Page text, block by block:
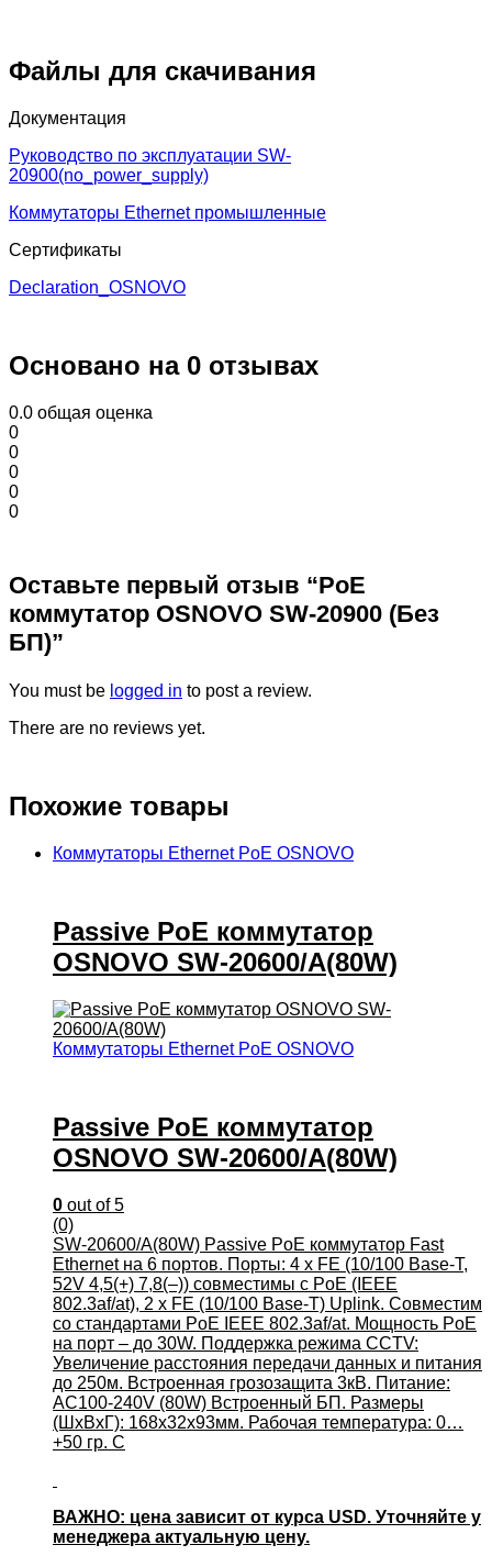
Файлы для скачивания
Документация
Руководство по эксплуатации SW-
20900(no_power_supply)
Коммутаторы Ethernet промышленные
Сертификаты
Declaration_OSNOVO
Основано на 0 отзывах
0.0 общая оценка
0
0
0
0
0
Оставьте первый отзыв “PoE
коммутатор OSNOVO SW-20900 (Без
БП)”
You must be logged in to post a review.
There are no reviews yet.
Похожие товары
Коммутаторы Ethernet PoE OSNOVO
Passive PoE коммутатор
OSNOVO SW-20600/A(80W)
Коммутаторы Ethernet PoE OSNOVO
Passive PoE коммутатор
OSNOVO SW-20600/A(80W)
0 out of 5
(0)
SW-20600/A(80W) Passive PoE коммутатор Fast
Ethernet на 6 портов. Порты: 4 х FE (10/100 Base-T,
52V 4,5(+) 7,8(–)) совместимы с PoE (IEEE
802.3af/at), 2 x FE (10/100 Base-T) Uplink. Совместим
со стандартами PoE IEEE 802.3af/at. Мощность PoE
на порт – до 30W. Поддержка режима CCTV:
Увеличение расстояния передачи данных и питания
до 250м. Встроенная грозозащита 3кВ. Питание:
AC100-240V (80W) Встроенный БП. Размеры
(ШхВхГ): 168x32x93мм. Рабочая температура: 0…
+50 гр. С
ВАЖНО: цена зависит от курса USD. Уточняйте у
менеджера актуальную цену.